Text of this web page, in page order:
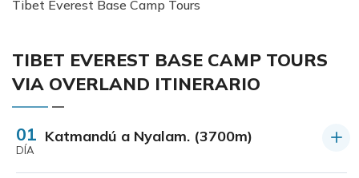
Tibet Everest Base Camp Tours
TIBET EVEREST BASE CAMP TOURS
VIA OVERLAND ITINERARIO
01
DÍA
Katmandú a Nyalam. (3700m)